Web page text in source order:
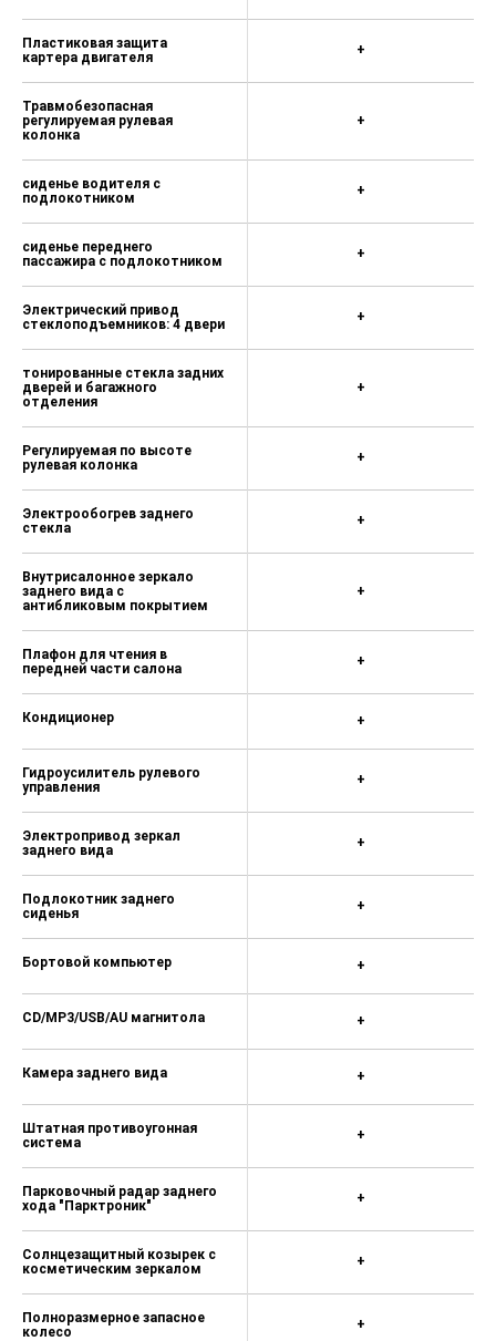
Пластиковая защита
картера двигателя
Травмобезопасная
регулируемая рулевая
колонка
сиденье водителя с
подлокотником
сиденье переднего
пассажира с подлокотником
Электрический привод
стеклоподъемников: 4 двери
тонированные стекла задних
дверей и багажного
отделения
Регулируемая по высоте
рулевая колонка
Электрообогрев заднего
стекла
Внутрисалонное зеркало
заднего вида с
антибликовым покрытием
Плафон для чтения в
передней части салона
Кондиционер
Гидроусилитель рулевого
управления
Электропривод зеркал
заднего вида
Подлокотник заднего
сиденья
Бортовой компьютер
CD/MP3/USB/AU магнитола
Камера заднего вида
Штатная противоугонная
система
Парковочный радар заднего
хода "Парктроник"
Солнцезащитный козырек с
косметическим зеркалом
Полноразмерное запасное
колесо
+
+
+
+
+
+
+
+
+
+
+
+
+
+
+
+
+
+
+
+
+